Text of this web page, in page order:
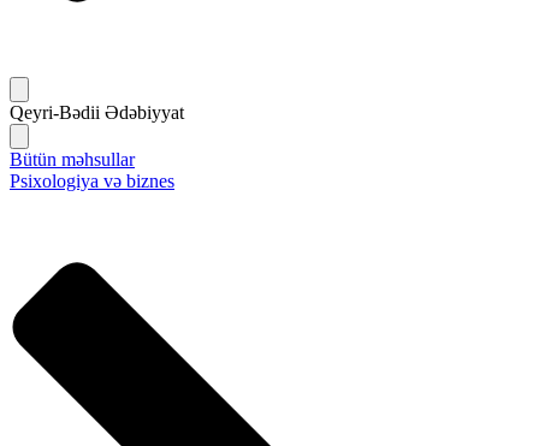
Qeyri-Bədii Ədəbiyyat
Bütün məhsullar
Psixologiya və biznes